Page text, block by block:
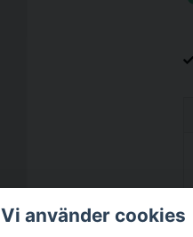
Vi använder cookies